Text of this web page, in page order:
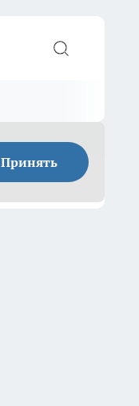
Принять